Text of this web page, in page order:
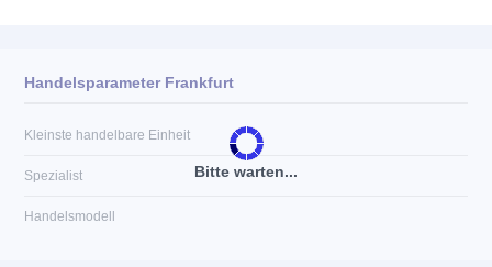
Bitte warten...
Handelsparameter Frankfurt
Kleinste handelbare Einheit
Spezialist
Handelsmodell